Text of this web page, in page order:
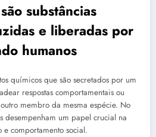
substâncias
e liberadas por
humanos
químicos que são secretados por um
respostas comportamentais ou
membro da mesma espécie. No
desempenham um papel crucial na
e comportamento social.